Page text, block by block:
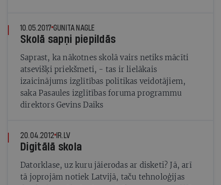
10.05.2017 GUNITA NAGLE
Skolā sapņi piepildās
Saprast, ka nākotnes skolā vairs netiks mācīti
atsevišķi priekšmeti, - tas ir lielākais
izaicinājums izglītības politikas veidotājiem,
saka Pasaules izglītības foruma programmu
direktors Gevins Daiks
20.04.2012 IR.LV
Digitālā skola
Datorklase, uz kuru jāierodas ar disketi? Jā, arī
tā joprojām notiek Latvijā, taču tehnoloģijas